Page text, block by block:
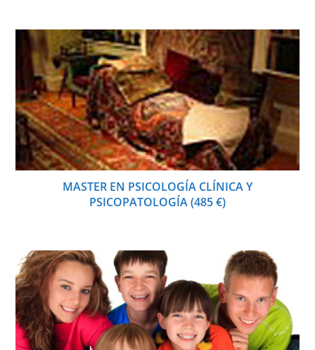
MASTER EN PSICOLOGÍA CLÍNICA Y
PSICOPATOLOGÍA (485 €)